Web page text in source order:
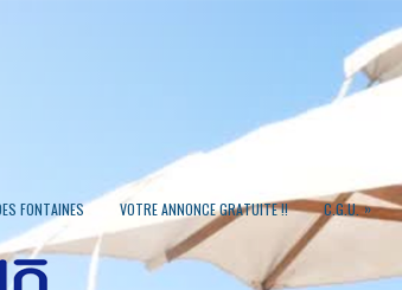
FONTAINES VOTRE ANNONCE GRATUITE !! C.G.U. »